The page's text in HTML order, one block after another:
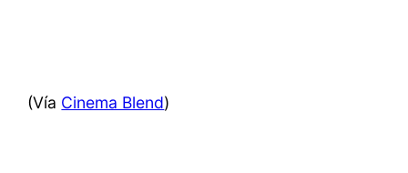
(Vía Cinema Blend)